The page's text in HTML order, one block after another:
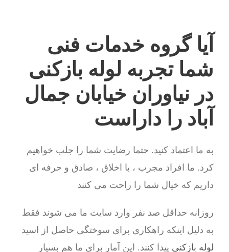
آیا گروه خدمات فنی
شما تجربه لوله بازکنی
در نیاوران خیابان جمال
آباد را داراست
به ما اعتماد کنید. حتما رضایت شما را جلب خواهیم
کرد. ما افراد مجرب ، با اخلاق ، صادق و حرفه ای
داریم که خیال شما را راحت می کنند
روزانه حداقل صد نفر وارد سایت ما می شوند فقط
به دلیل اینکه راهکاری برای سوختگی حاصل از اسید
لوله بازکنی پیدا کنند. این آمار برای ما هم بسیار